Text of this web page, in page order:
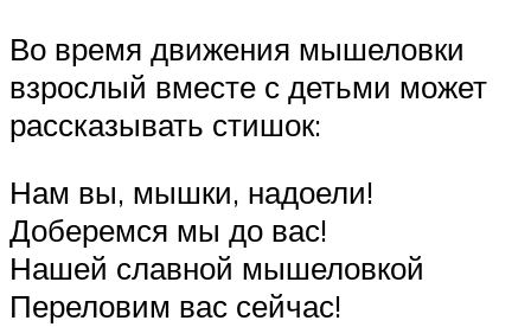
Во время движения мышеловки
взрослый вместе с детьми может
рассказывать стишок:
Нам вы, мышки, надоели!
Доберемся мы до вас!
Нашей славной мышеловкой
Переловим вас сейчас!